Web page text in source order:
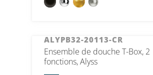
ALYPB32-20113-CR
Ensemble de douche T-Box, 2
fonctions, Alyss